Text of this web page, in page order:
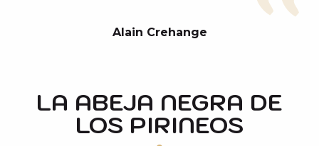
Alain Crehange
LA ABEJA NEGRA DE
LOS PIRINEOS